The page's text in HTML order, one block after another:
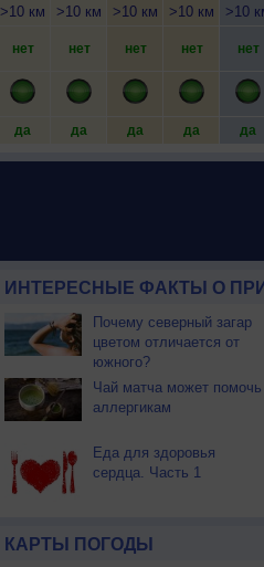
>10 км
нет
да
>10 км
нет
да
>10 км
нет
да
>10 км
нет
да
>10
нет
да
ИНТЕРЕСНЫЕ ФАКТЫ О
Почему северный загар
цветом отличается от
южного?
Чай матча может помочь
аллергикам
Еда для здоровья
сердца. Часть 1
КАРТЫ ПОГОДЫ